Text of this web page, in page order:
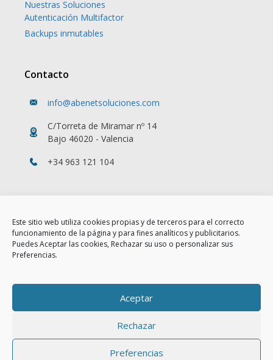
Este sitio web utiliza cookies propias y de terceros para el correcto
funcionamiento de la página y para fines analíticos y publicitarios.
Puedes Aceptar las cookies, Rechazar su uso o personalizar sus
Preferencias.
Aceptar
Rechazar
Preferencias
Nuestras Soluciones
Autenticación Multifactor
Backups inmutables
Contacto
info@abenetsoluciones.com
C/Torreta de Miramar nº 14
Bajo 46020 - Valencia
+34 963 121 104
Caso de éxito: Liderando la transformación digital de Andreu
World con tecnología RUCKUS®
En ciberseguridad apuesta por la solución firewall líder en el
Cloud 2.0, el nuevo estándar de la excelencia en la nube
Copyright 2026 © Abenet Soluciones |Aviso Legal|Política de
|Política de Privacidad